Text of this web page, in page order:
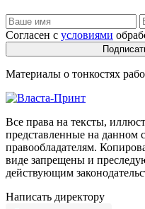
Согласен с условиями
Материалы о тонкостях
Все права на тексты,
представленные на данном
правообладателям.
виде запрещены и
действующим
Написать директору